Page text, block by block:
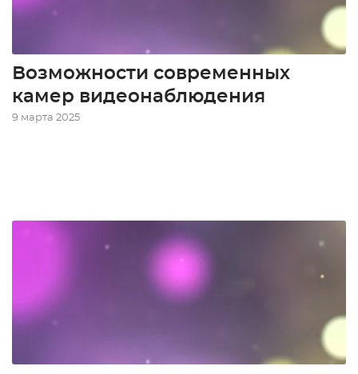
Возможности современных
камер видеонаблюдения
9 марта 2025